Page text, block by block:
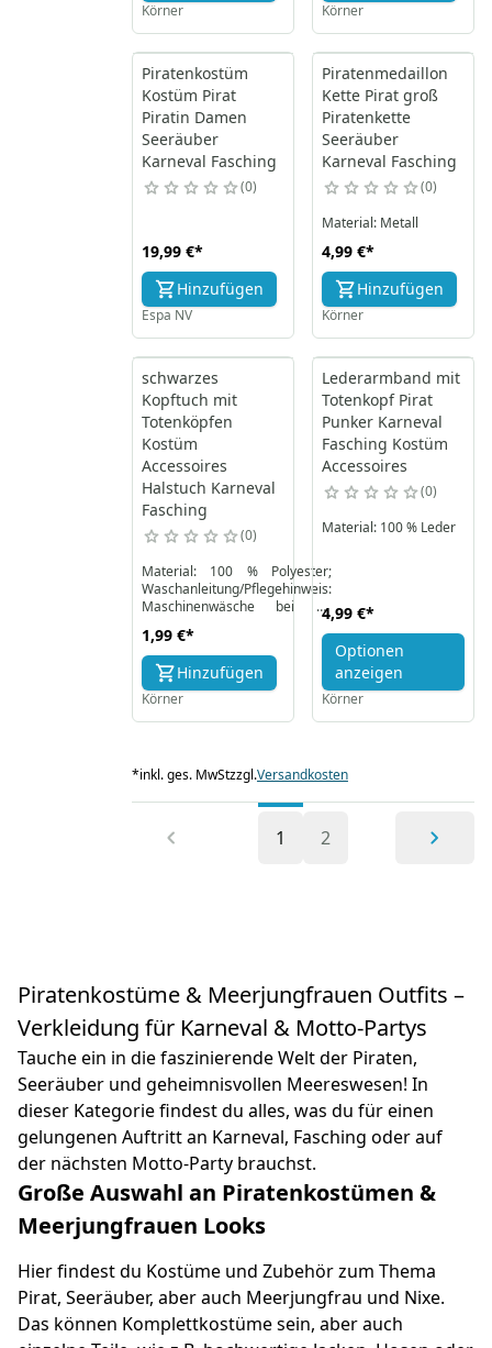
Körner Körner
Piratenkostüm
Kostüm Pirat
Piratin Damen
Seeräuber
Karneval Fasching
0
19,99 €*
Hinzufügen
Espa NV
Piratenmedaillon
Kette Pirat groß
Piratenkette
Seeräuber
Karneval Fasching
0
Material: Metall
4,99 €*
Hinzufügen
Körner
schwarzes
Kopftuch mit
Totenköpfen
Kostüm
Accessoires
Halstuch Karneval
Fasching
0
Material: 100 % Polyester;
Waschanleitung/Pflegehinweis:
Maschinenwäsche bei 30
1,99 €*
Hinzufügen
Körner
Lederarmband mit
Totenkopf Pirat
Punker Karneval
Fasching Kostüm
Accessoires
0
Material: 100 % Leder
4,99 €*
Optionen
anzeigen
Körner
*inkl. ges. MwStzzgl.Versandkosten
1 2
Piratenkostüme & Meerjungfrauen Outfits –
Verkleidung für Karneval & Motto-Partys
Tauche ein in die faszinierende Welt der Piraten,
Seeräuber und geheimnisvollen Meereswesen! In
dieser Kategorie findest du alles, was du für einen
gelungenen Auftritt an Karneval, Fasching oder auf
der nächsten Motto-Party brauchst.
Große Auswahl an Piratenkostümen &
Meerjungfrauen Looks
Hier findest du Kostüme und Zubehör zum Thema
Pirat, Seeräuber, aber auch Meerjungfrau und Nixe.
Das können Komplettkostüme sein, aber auch